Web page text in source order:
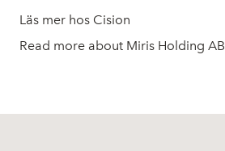
Läs mer hos Cision
Read more about Miris Holding AB